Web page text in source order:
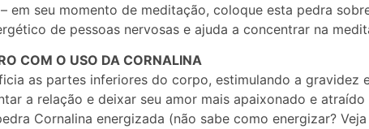
em seu momento de meditação, coloque esta pedra
de pessoas nervosas e ajuda a concentrar na
COM O USO DA CORNALINA
as partes inferiores do corpo, estimulando a gravidez
a relação e deixar seu amor mais apaixonado e
Cornalina energizada (não sabe como energizar?